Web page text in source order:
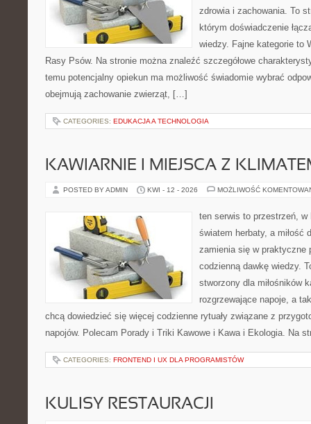
zdrowia i zachowania. To
którym doświadczenie
wiedzy. Fajne kategorie to
Rasy Psów. Na stronie można znaleźć szczegółowe
temu potencjalny opiekun ma możliwość świadomie wybrać
obejmują zachowanie zwierząt, […]
CATEGORIES: EDUKACJA A TECHNOLOGIA
KAWIARNIE I MIEJSCA Z
POSTED BY ADMIN KWI - 12 - 2026 MOŻLIWOŚĆ
ten serwis to przestrzeń,
światem herbaty, a miłość
zamienia się w praktyczne
codzienną dawkę wiedzy.
stworzony dla miłośników
rozgrzewające napoje, a
chcą dowiedzieć się więcej codzienne rytuały związane z
napojów. Polecam Porady i Triki Kawowe i Kawa i Ekologia. Na
CATEGORIES: FRONTEND I UX DLA PROGRAMISTÓW
KULISY RESTAURACJI